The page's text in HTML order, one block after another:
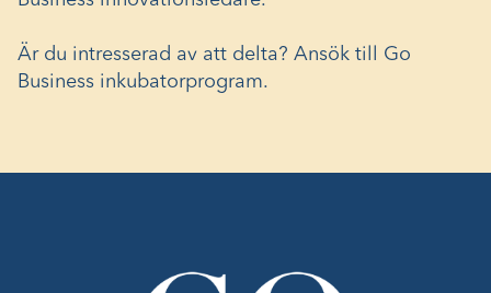
Är du intresserad av att delta? Ansök till Go
Business inkubatorprogram.